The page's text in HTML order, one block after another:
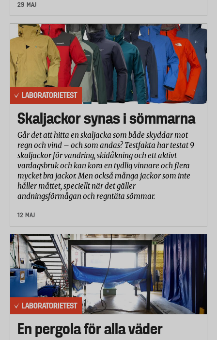
29 MAJ
LABORATORIETEST
Skaljackor synas i sömmarna
Går det att hitta en skaljacka som både skyddar mot
regn och vind – och som andas? Testfakta har testat 9
skaljackor för vandring, skidåkning och ett aktivt
vardagsbruk och kan kora en tydlig vinnare och flera
mycket bra jackor. Men också många jackor som inte
håller måttet, speciellt när det gäller
andningsförmågan och regntäta sömmar.
12 MAJ
LABORATORIETEST
En pergola för alla väder